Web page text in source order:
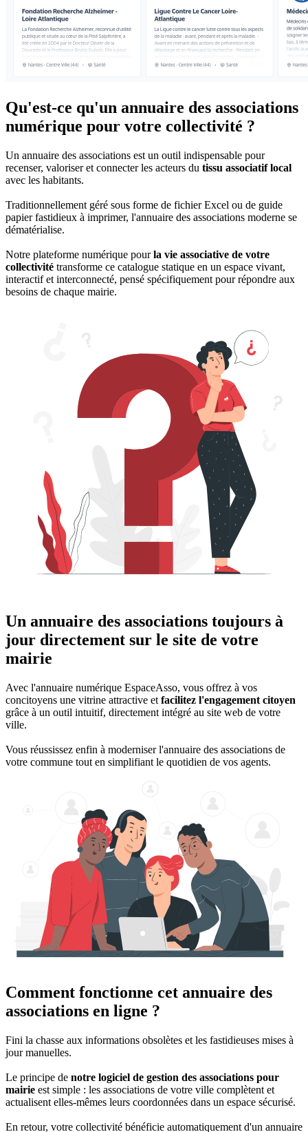
Qu'est-ce qu'un annuaire des associations
numérique pour votre collectivité ?
Un annuaire des associations est un outil indispensable pour
recenser, valoriser et connecter les acteurs du tissu associatif local
avec les habitants.
Traditionnellement géré sous forme de fichier Excel ou de guide
papier fastidieux à imprimer, l'annuaire des associations moderne se
dématérialise.
Notre plateforme numérique pourla vie associative de votre
collectivité transforme ce catalogue statique en un espace vivant,
interactif et interconnecté, pensé spécifiquement pour répondre aux
besoins de chaque mairie.
Un annuaire des associations toujours à
jour directement sur le site de votre
mairie
Avec l'annuaire numérique EspaceAsso, vous offrez à vos
concitoyens une vitrine attractive et facilitez l'engagement citoyen
grâce à un outil intuitif, directement intégré au site web de votre
ville.
Vous réussissez enfin à moderniser l'annuaire des associations de
votre commune tout en simplifiant le quotidien de vos agents.
Comment fonctionne cet annuaire des
associations en ligne ?
Fini la chasse aux informations obsolètes et les fastidieuses mises à
jour manuelles.
Le principe de notre logiciel de gestion des associations pour
mairie est simple : les associations de votre ville complètent et
actualisent elles-mêmes leurs coordonnées dans un espace sécurisé.
En retour, votre collectivité bénéficie automatiquement d'un annuaire